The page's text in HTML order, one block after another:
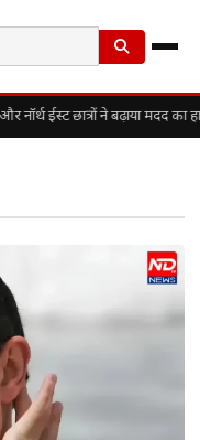
ईस्ट छात्रों ने बढ़ाया मदद का